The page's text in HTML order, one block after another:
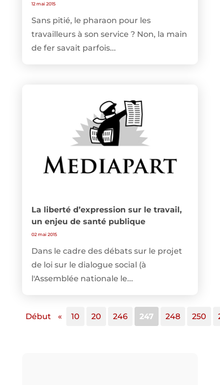
12 mai 2015
Sans pitié, le pharaon pour les
travailleurs à son service ? Non, la main
de fer savait parfois...
La liberté d’expression sur le travail,
un enjeu de santé publique
02 mai 2015
Dans le cadre des débats sur le projet
de loi sur le dialogue social (à
l'Assemblée nationale le...
Début « 10 20 246 247 248 250